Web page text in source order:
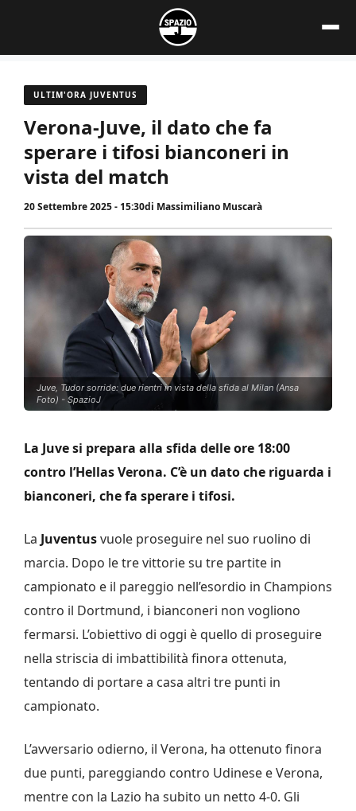
contenuto
ULTIM'ORA JUVENTUS
Verona-Juve, il dato che fa
sperare i tifosi bianconeri in
vista del match
20 Settembre 2025 - 15:30di Massimiliano Muscarà
Juve, Tudor sorride: due rientri in vista della sfida al Milan (Ansa
Foto) - SpazioJ
La Juve si prepara alla sfida delle ore 18:00
contro l’Hellas Verona. C’è un dato che riguarda i
bianconeri, che fa sperare i tifosi.
La Juventusvuole proseguire nel suo ruolino di
marcia. Dopo le tre vittorie su tre partite in
campionato e il pareggio nell’esordio in Champions
contro il Dortmund, i bianconeri non vogliono
fermarsi. L’obiettivo di oggi è quello di proseguire
nella striscia di imbattibilità finora ottenuta,
tentando di portare a casa altri tre punti in
campionato.
L’avversario odierno, il Verona, ha ottenuto finora
due punti, pareggiando contro Udinese e Verona,
mentre con la Lazio ha subito un netto 4-0. Gli